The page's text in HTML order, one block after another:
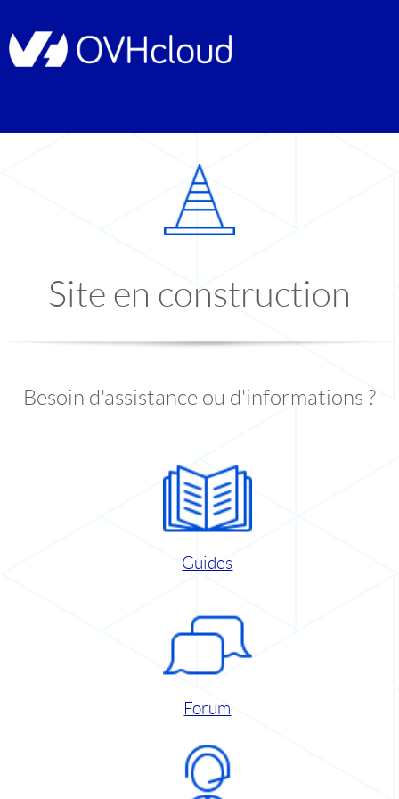
Site en construction
Besoin d'assistance ou d'informations ?
Guides
Forum